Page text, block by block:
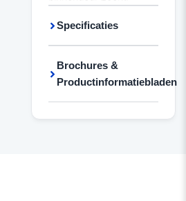
Specificaties
Brochures &
Productinformatiebladen